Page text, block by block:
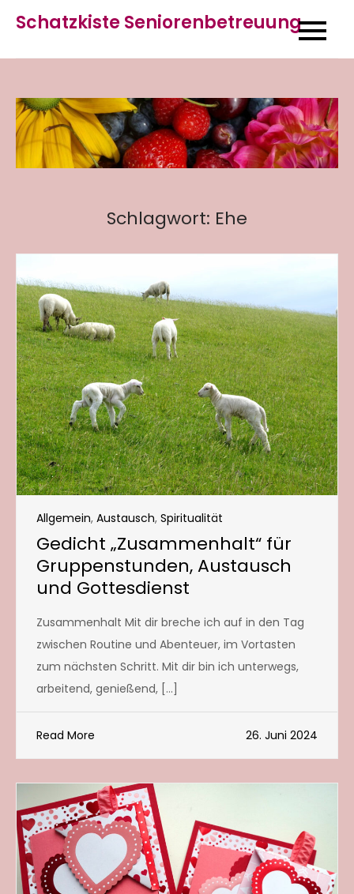
content
Schatzkiste Seniorenbetreuung
Schlagwort: Ehe
Allgemein, Austausch, Spiritualität
Gedicht „Zusammenhalt“ für
Gruppenstunden, Austausch
und Gottesdienst
Zusammenhalt Mit dir breche ich auf in den Tag
zwischen Routine und Abenteuer, im Vortasten
zum nächsten Schritt. Mit dir bin ich unterwegs,
arbeitend, genießend, […]
Read More 26. Juni 2024